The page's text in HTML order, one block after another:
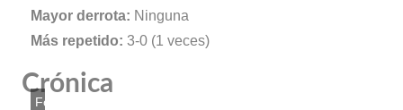
Mayor derrota: Ninguna
Más repetido: 3-0 (1 veces)
Crónica